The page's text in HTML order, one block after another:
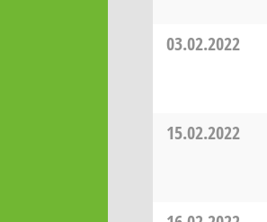
03.02.2022
15.02.2022